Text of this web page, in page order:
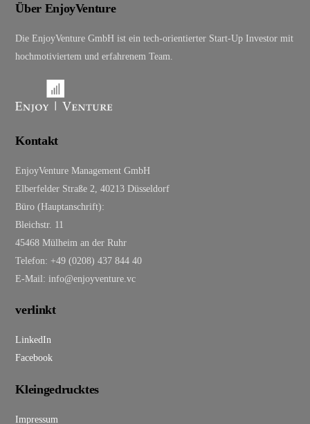
Über EnjoyVenture
Die EnjoyVenture GmbH ist ein tech-orientierter Start-Up Investor mit
hochmotiviertem und erfahrenem Team.
Kontakt
EnjoyVenture Management GmbH
Elberfelder Straße 2, 40213 Düsseldorf
Büro (Hauptanschrift):
Bleichstr. 11
45468 Mülheim an der Ruhr
Telefon: +49 (0208) 437 844 40
E-Mail: info@enjoyventure.vc
verlinkt
LinkedIn
Facebook
Kleingedrucktes
Impressum